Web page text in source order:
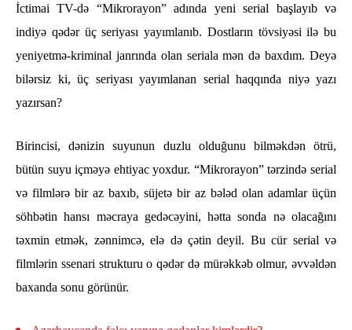
İctimai TV-də “Mikrorayon” adında yeni serial başlayıb və
indiyə qədər üç seriyası yayımlanıb. Dostların tövsiyəsi ilə bu
yeniyetmə-kriminal janrında olan seriala mən də baxdım. Deyə
bilərsiz ki, üç seriyası yayımlanan serial haqqında niyə yazı
yazırsan?
Birincisi, dənizin suyunun duzlu olduğunu bilməkdən ötrü,
bütün suyu içməyə ehtiyac yoxdur. “Mikrorayon” tərzində serial
və filmlərə bir az baxıb, süjetə bir az bələd olan adamlar üçün
söhbətin hansı məcraya gedəcəyini, hətta sonda nə olacağını
təxmin etmək, zənnimcə, elə də çətin deyil. Bu cür serial və
filmlərin ssenari strukturu o qədər də mürəkkəb olmur, əvvəldən
baxanda sonu görünür.